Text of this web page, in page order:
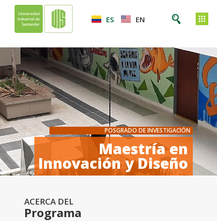
ES EN
POSGRADO DE INVESTIGACIÓN
Maestría en
Innovación y Diseño
ACERCA DEL
Programa